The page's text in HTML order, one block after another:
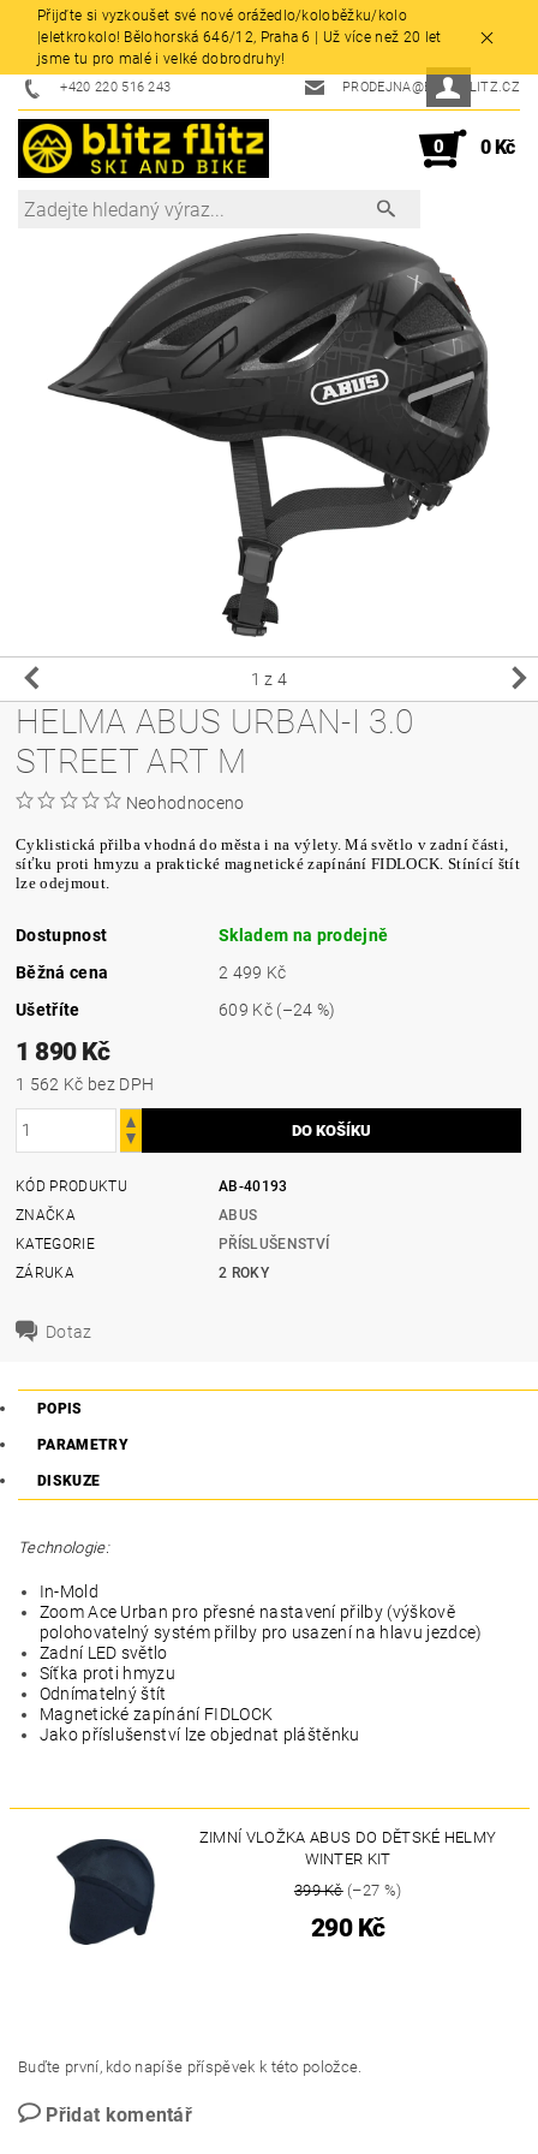
Přijďte si vyzkoušet své nové orážedlo/koloběžku/kolo
|eletkrokolo! Bělohorská 646/12, Praha 6 | Už více než 20 let
jsme tu pro malé i velké dobrodruhy!
+420 220 516 243 PRODEJNA@BLITZFLITZ.CZ
0 0 Kč
1 z 4
HELMA ABUS URBAN-I 3.0
STREET ART M
Neohodnoceno
Cyklistická přilba vhodná do města i na výlety. Má světlo v zadní části,
síťku proti hmyzu a praktické magnetické zapínání FIDLOCK. Stínící štít
lze odejmout.
Dostupnost
Skladem na prodejně
Běžná cena
2 499 Kč
Ušetříte
609 Kč (–24 %)
1 890 Kč
1 562 Kč bez DPH
KÓD PRODUKTU
AB-40193
ZNAČKA
ABUS
KATEGORIE
PŘÍSLUŠENSTVÍ
ZÁRUKA
2 ROKY
Dotaz
POPIS
PARAMETRY
DISKUZE
Technologie:
In-Mold
Zoom Ace Urban pro přesné nastavení přilby (výškově
polohovatelný systém přilby pro usazení na hlavu jezdce)
Zadní LED světlo
Síťka proti hmyzu
Odnímatelný štít
Magnetické zapínání FIDLOCK
Jako příslušenství lze objednat pláštěnku
ZIMNÍ VLOŽKA ABUS DO DĚTSKÉ HELMY
WINTER KIT
399 Kč(–27 %)
290 Kč
Buďte první, kdo napíše příspěvek k této položce.
Přidat komentář